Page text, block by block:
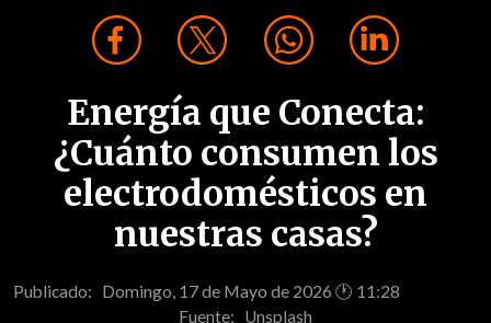
Energía que Conecta:
¿Cuánto consumen los
electrodomésticos en
nuestras casas?
Publicado: Domingo, 17 de Mayo de 2026 🕐 11:28
Fuente: Unsplash